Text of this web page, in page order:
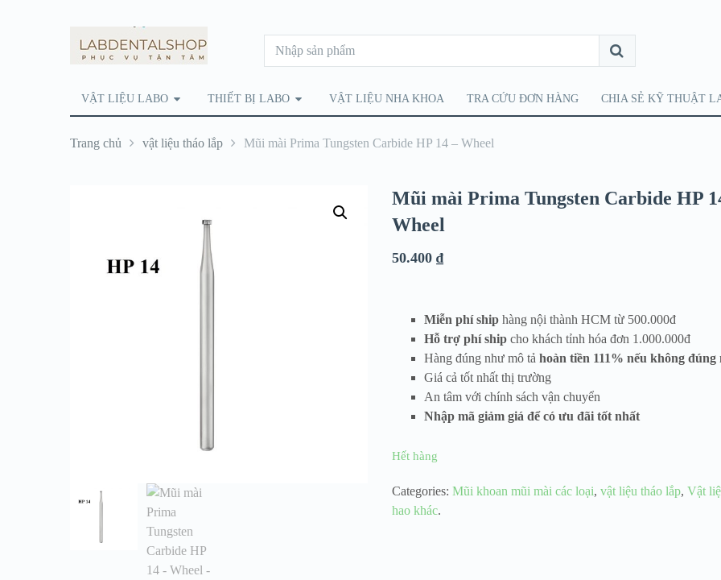
VẬT LIỆU LABO THIẾT BỊ LABO VẬT LIỆU NHA KHOA TRA CỨU ĐƠN HÀNG CHIA SẺ KỸ THUẬT
Trang chủ vật liệu tháo lắp Mũi mài Prima Tungsten Carbide HP 14 – Wheel
Mũi mài Prima Tungsten Carbide HP
Wheel
50.400 ₫
Miễn phí shiphàng nội thành HCM từ 500.000đ
Hỗ trợ phí shipcho khách tỉnh hóa đơn 1.000.000đ
Hàng đúng như mô tả hoàn tiền 111% nếu không đúng
Giá cả tốt nhất thị trường
An tâm với chính sách vận chuyển
Nhập mã giảm giá để có ưu đãi tốt nhất
Hết hàng
Categories: Mũi khoan mũi mài các loại, vật liệu tháo lắp, Vật
hao khác.